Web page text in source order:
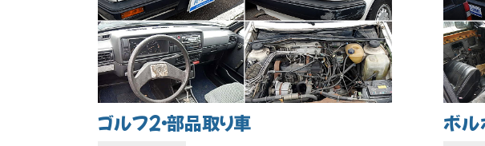
ゴルフ2・部品取り車 ボル